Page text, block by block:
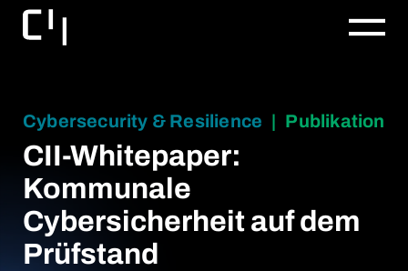
Cybersecurity & Resilience | Publikation
CII-Whitepaper:
Kommunale
Cybersicherheit auf dem
Prüfstand